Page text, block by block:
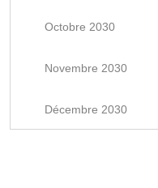
Octobre 2030
Novembre 2030
Décembre 2030